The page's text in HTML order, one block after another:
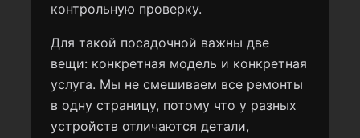
контрольную проверку.
Для такой посадочной важны две
вещи: конкретная модель и конкретная
услуга. Мы не смешиваем все ремонты
в одну страницу, потому что у разных
устройств отличаются детали,